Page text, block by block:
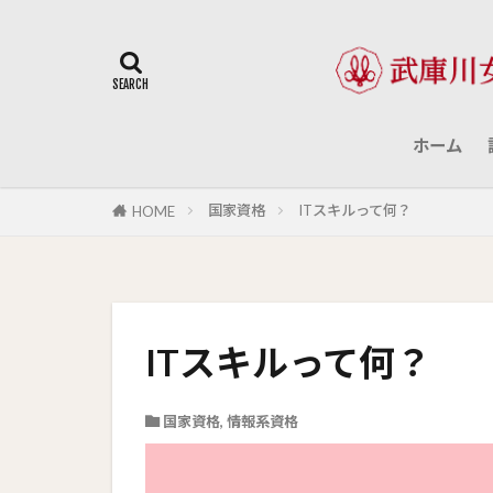
ホーム
HOME 国家資格 ITスキルって何？
ITスキルって何？
国家資格, 情報系資格